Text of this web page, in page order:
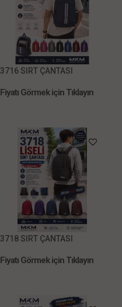
3716 SIRT ÇANTASI
Fiyatı Görmek için Tıklayın
3718 SIRT ÇANTASI
Fiyatı Görmek için Tıklayın